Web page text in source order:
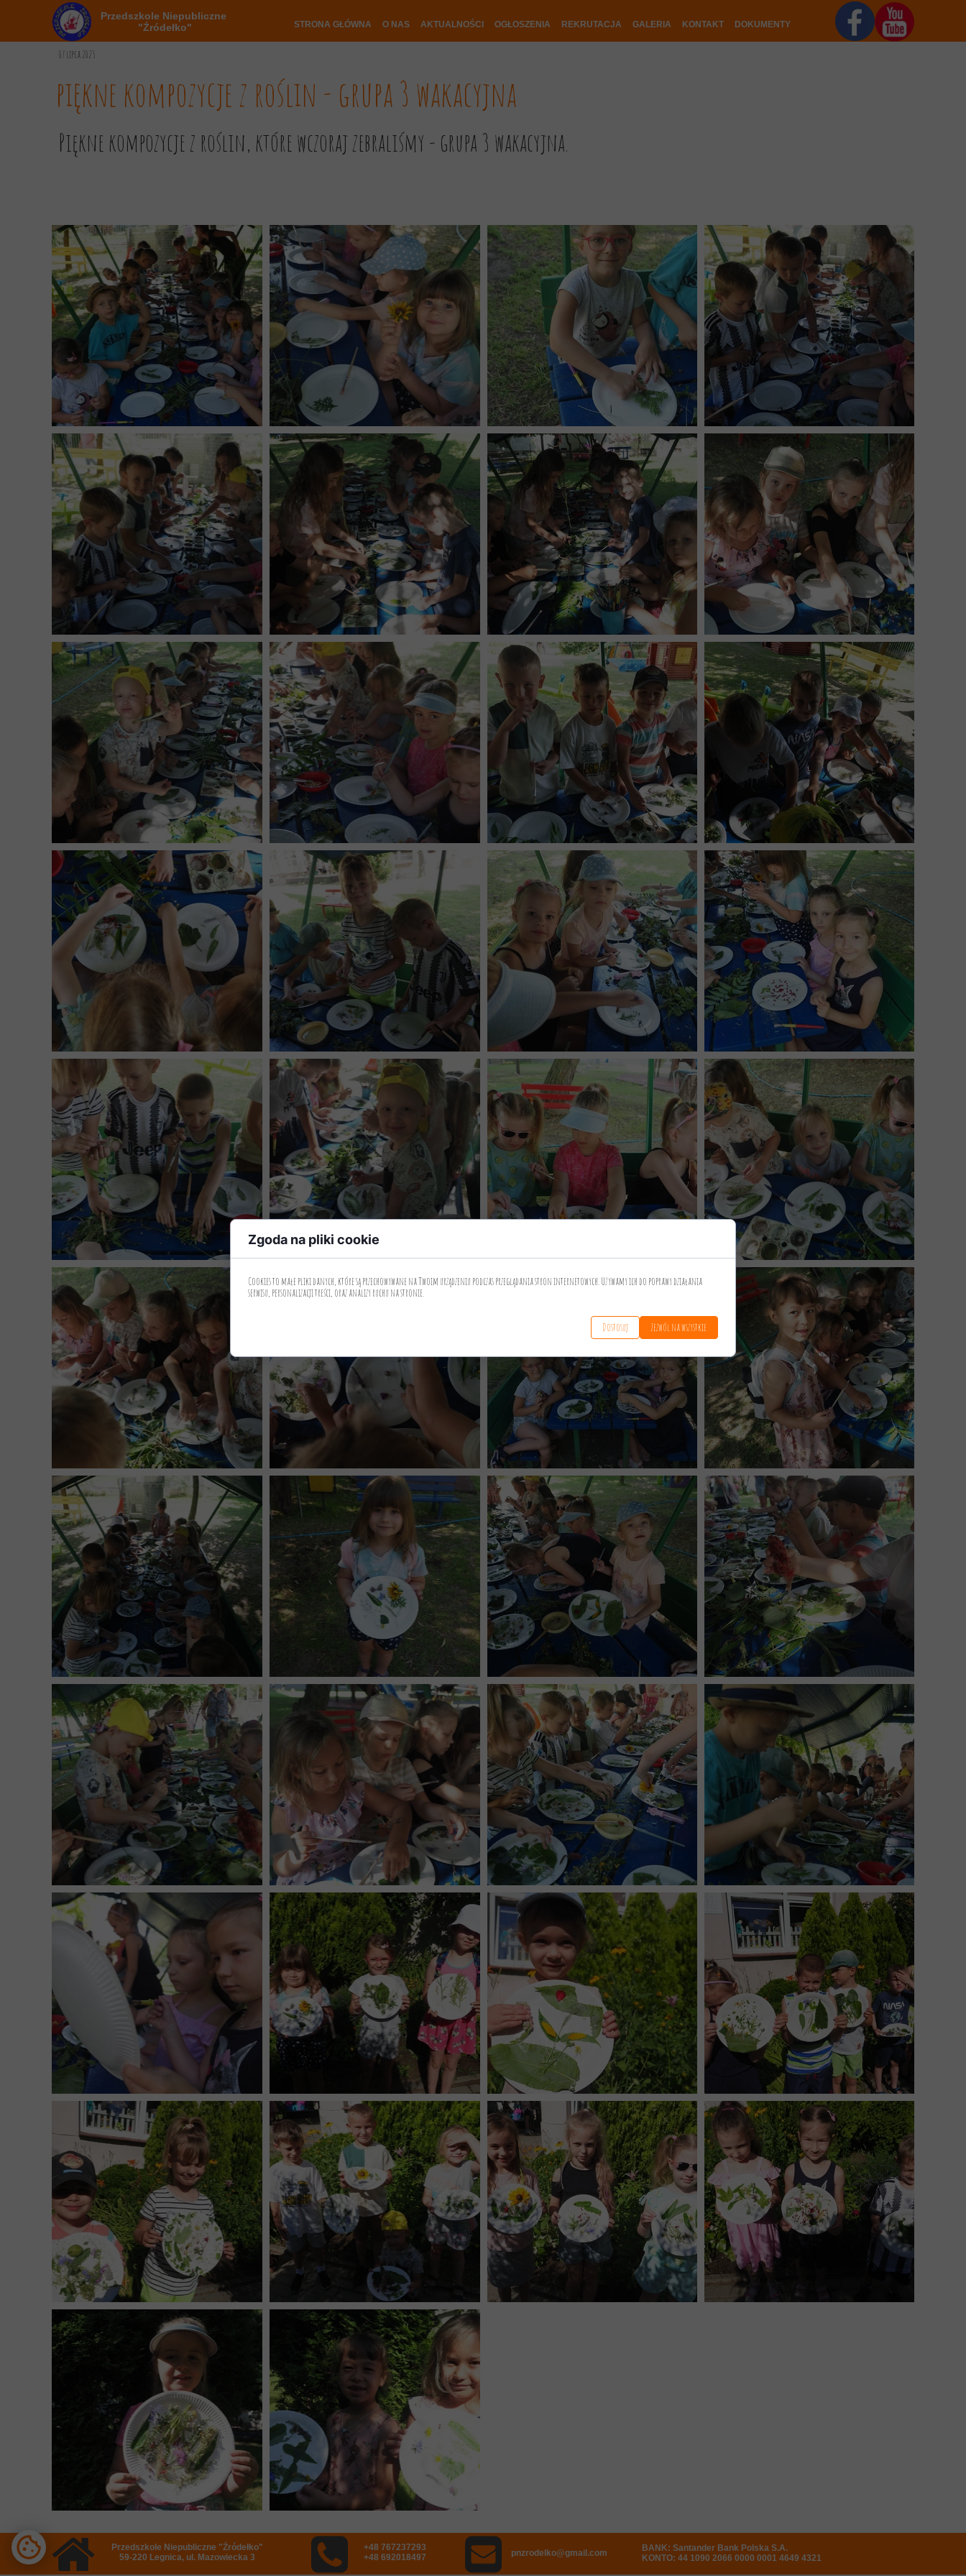
STRONA GŁÓWNA O NAS AKTUALNOŚCI OGŁOSZENIA REKRUTACJA GALERIA KONTAKT DOKUMENTY
Przedszkole Niepubliczne
"Źródełko"
07 lipca 2023
piękne kompozycje z roślin - grupa 3 wakacyjna
Piękne kompozycje z roślin, które wczoraj zebraliśmy - grupa 3 wakacyjna.
BANK: Santander Bank Polska S.A.
KONTO: 44 1090 2066 0000 0001 4649 4321
Przedszkole Niepubliczne "Źródełko"
59-220 Legnica, ul. Mazowiecka 3
+48 767237293
+48 692018497
pnzrodelko@gmail.com
Zgoda na pliki cookie
Cookies to małe pliki danych, które są przechowywane na Twoim urządzeniu podczas przeglądania stron internetowych. Używamy ich do poprawy działania
serwisu, personalizacji treści, oraz analizy ruchu na stronie.
Dostosuj Zezwól na wszystkie